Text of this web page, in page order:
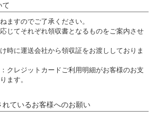
て
ますのでご了承ください。
じてそれぞれ領収書となるものをご案内させ
時に運送会社から領収証をお渡ししておりま
クレジットカードご利用明細がお客様のお支
ます。
れているお客様へのお願い